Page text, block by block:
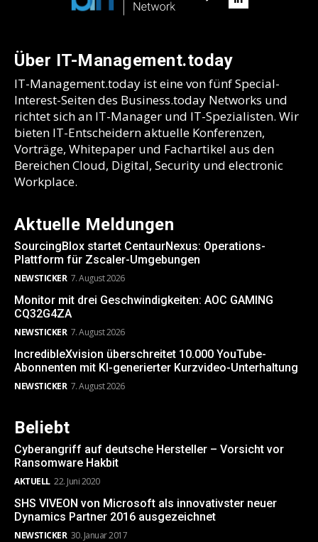
Über IT-Management.today
IT-Management.today ist eine von fünf Special-
Interest-Seiten des Business.today Networks und
richtet sich an IT-Manager und IT-Spezialisten. Wir
bieten IT-Entscheidern aktuelle Konferenzen,
Vorträge, Whitepaper und Fachartikel aus den
Bereichen Cloud, Digital, Security und electronic
Workplace.
Aktuelle Meldungen
SourcingBlox startet CentaurNexus: Operations-
Plattform für Zscaler-Umgebungen
NEWSTICKER 7. August 2026
Monitor mit drei Geschwindigkeiten: AOC GAMING
CQ32G4ZA
NEWSTICKER 7. August 2026
IncredibleXvision überschreitet 10.000 YouTube-
Abonnenten mit KI-generierter Kurzvideo-Unterhaltung
NEWSTICKER 7. August 2026
Beliebt
Cyberangriff auf deutsche Hersteller – Vorsicht vor
Ransomware Hakbit
AKTUELL 22. Juni 2020
SHS VIVEON von Microsoft als innovativster neuer
Dynamics Partner 2016 ausgezeichnet
NEWSTICKER 30. Januar 2017